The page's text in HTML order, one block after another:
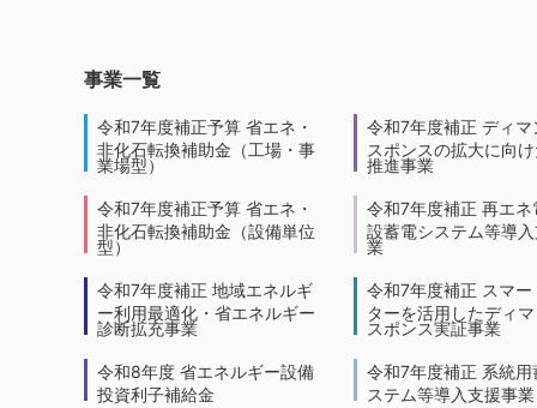
事業一覧
令和7年度補正予算 省エネ・
非化石転換補助金（工場・事
業場型）
令和7年度補正予算 省エネ・
非化石転換補助金（設備単位
型）
令和7年度補正 地域エネルギ
ー利用最適化・省エネルギー
診断拡充事業
令和8年度 省エネルギー設備
投資利子補給金
令和7年度補正 ディマ
スポンスの拡大に向
推進事業
令和7年度補正 再エネ
設蓄電システム等導
業
令和7年度補正 スマー
ターを活用したディ
スポンス実証事業
令和7年度補正 系統用
ステム等導入支援事業